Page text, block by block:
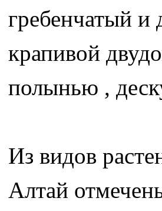
гребенчатый и
крапивой
полынью ,
Из видов
Алтай